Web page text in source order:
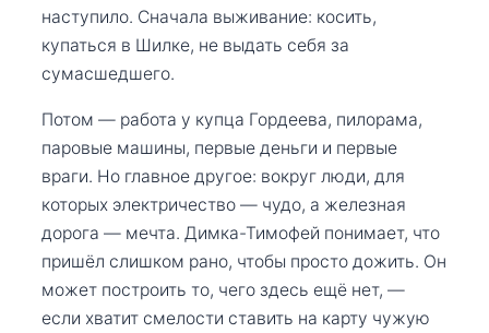
наступило. Сначала выживание: косить,
купаться в Шилке, не выдать себя за
сумасшедшего.
Потом — работа у купца Гордеева, пилорама,
паровые машины, первые деньги и первые
враги. Но главное другое: вокруг люди, для
которых электричество — чудо, а железная
дорога — мечта. Димка-Тимофей понимает, что
пришёл слишком рано, чтобы просто дожить. Он
может построить то, чего здесь ещё нет, —
если хватит смелости ставить на карту чужую